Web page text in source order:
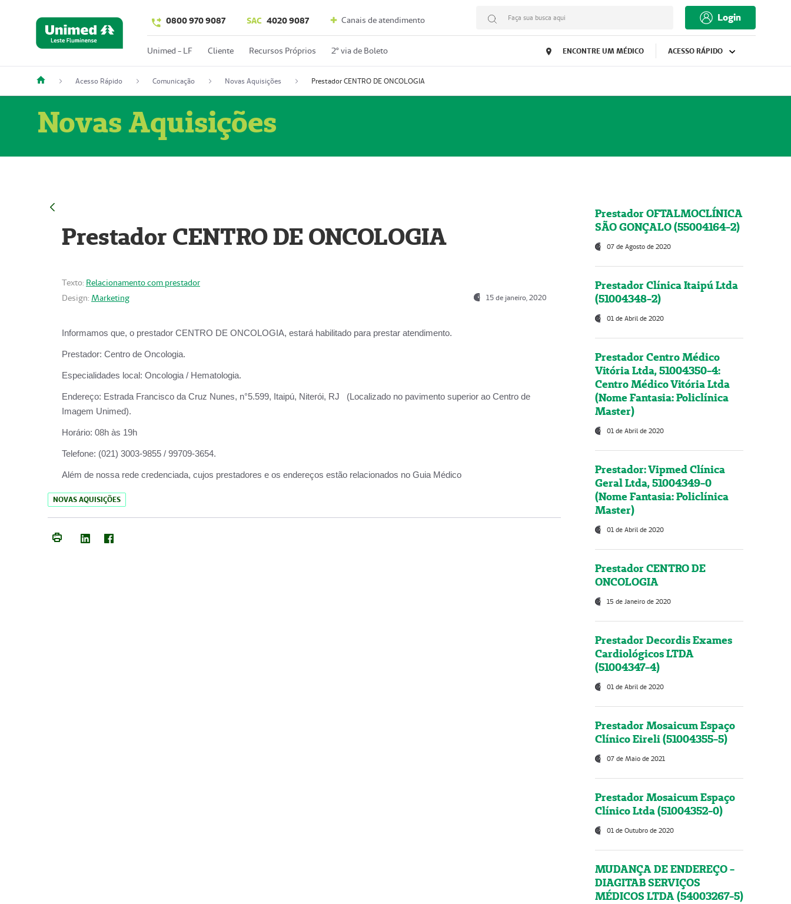
0800 970 9087 SAC 4020 9087 Canais de atendimento Faça sua busca aqui Login
Unimed - LF Cliente Recursos Próprios 2º via de Boleto ENCONTRE UM MÉDICO ACESSO RÁPIDO
Acesso Rápido Comunicação Novas Aquisições Prestador CENTRO DE ONCOLOGIA
Novas Aquisições
Prestador CENTRO DE ONCOLOGIA
Texto: Relacionamento com prestador
Design: Marketing 15 de janeiro, 2020
Informamos que, o prestador CENTRO DE ONCOLOGIA, estará habilitado para prestar atendimento.
Prestador: Centro de Oncologia.
Especialidades local: Oncologia / Hematologia.
Endereço: Estrada Francisco da Cruz Nunes, n°5.599, Itaipú, Niterói, RJ (Localizado no pavimento superior ao Centro de
Imagem Unimed).
Horário: 08h às 19h
Telefone: (021) 3003-9855 / 99709-3654.
Além de nossa rede credenciada, cujos prestadores e os endereços estão relacionados no Guia Médico
NOVAS AQUISIÇÕES
Prestador OFTALMOCLÍNICA
SÃO GONÇALO (55004164-2)
07 de Agosto de 2020
Prestador Clínica Itaipú Ltda
(51004348-2)
01 de Abril de 2020
Prestador Centro Médico
Vitória Ltda, 51004350-4:
Centro Médico Vitória Ltda
(Nome Fantasia: Policlínica
Master)
01 de Abril de 2020
Prestador: Vipmed Clínica
Geral Ltda, 51004349-0
(Nome Fantasia: Policlínica
Master)
01 de Abril de 2020
Prestador CENTRO DE
ONCOLOGIA
15 de Janeiro de 2020
Prestador Decordis Exames
Cardiológicos LTDA
(51004347-4)
01 de Abril de 2020
Prestador Mosaicum Espaço
Clínico Eireli (51004355-5)
07 de Maio de 2021
Prestador Mosaicum Espaço
Clínico Ltda (51004352-0)
01 de Outubro de 2020
MUDANÇA DE ENDEREÇO -
DIAGITAB SERVIÇOS
MÉDICOS LTDA (54003267-5)